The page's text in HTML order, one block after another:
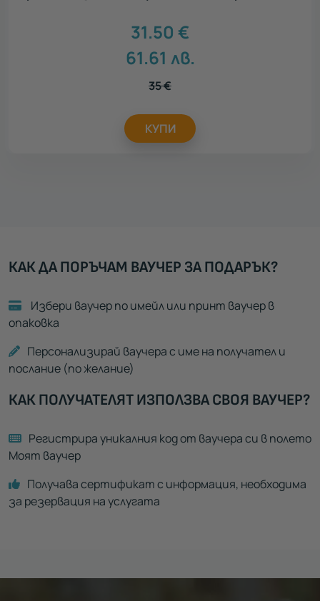
31.50 €
61.61 лв.
35€
КУПИ
КАК ДА ПОРЪЧАМ ВАУЧЕР ЗА ПОДАРЪК?
Избери ваучер по имейл или принт ваучер в
опаковка
Персонализирай ваучера с име на получател и
послание (по желание)
КАК ПОЛУЧАТЕЛЯТ ИЗПОЛЗВА СВОЯ ВАУЧЕР?
Регистрира уникалния код от ваучера си в полето
Моят ваучер
Получава сертификат с информация, необходима
за резервация на услугата